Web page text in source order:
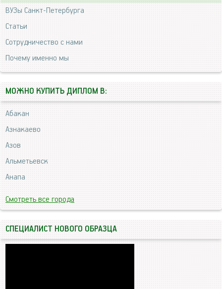
ВУЗы Санкт-Петербурга
Статьи
Сотрудничество с нами
Почему именно мы
МОЖНО КУПИТЬ ДИПЛОМ В:
Абакан
Азнакаево
Азов
Альметьевск
Анапа
Смотреть все города
СПЕЦИАЛИСТ НОВОГО ОБРАЗЦА